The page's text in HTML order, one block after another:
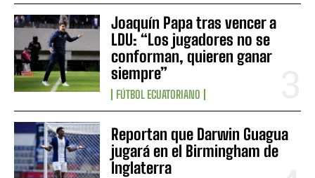
Joaquín Papa tras vencer a
LDU: “Los jugadores no se
conforman, quieren ganar
siempre”
FÚTBOL ECUATORIANO
Reportan que Darwin Guagua
jugará en el Birmingham de
Inglaterra